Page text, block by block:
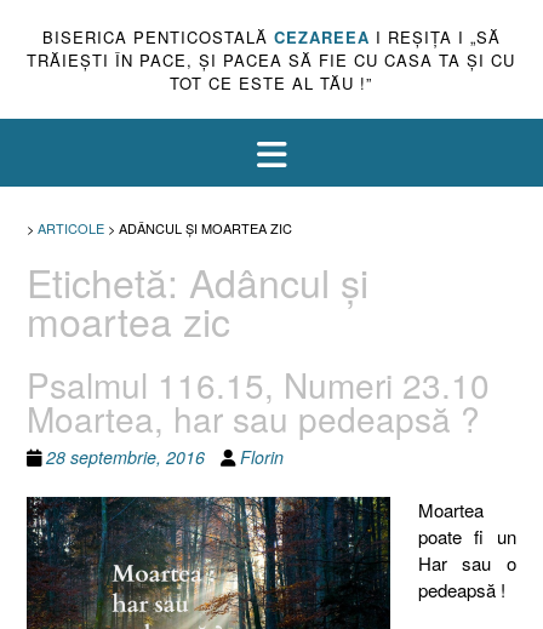
BISERICA PENTICOSTALĂ CEZAREEA I REŞIŢA I „SĂ
TRĂIEŞTI ÎN PACE, ŞI PACEA SĂ FIE CU CASA TA ŞI CU
TOT CE ESTE AL TĂU !”
> ARTICOLE > ADÂNCUL ŞI MOARTEA ZIC
Etichetă: Adâncul şi
moartea zic
Psalmul 116.15, Numeri 23.10
Moartea, har sau pedeapsă ?
28 septembrie, 2016 Florin
Moartea
poate fi un
Har sau o
pedeapsă !